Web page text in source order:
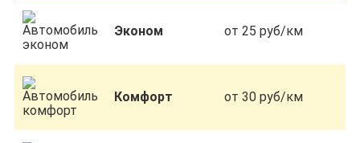
Эконом от 25 руб/км
Комфорт от 30 руб/км